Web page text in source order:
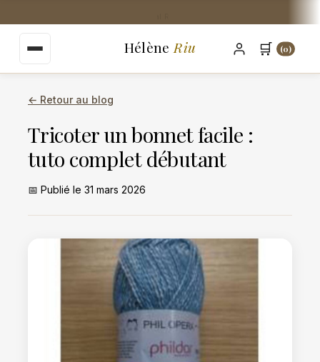
contenu
🛒 (0)
Hélène Riu
← Retour au blog
Tricoter un bonnet facile :
tuto complet débutant
📅 Publié le 31 mars 2026